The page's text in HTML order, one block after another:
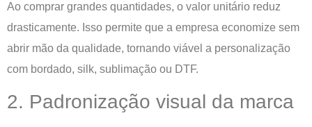
Ao comprar grandes quantidades, o valor unitário reduz
drasticamente. Isso permite que a empresa economize sem
abrir mão da qualidade, tornando viável a personalização
com bordado, silk, sublimação ou DTF.
2. Padronização visual da marca